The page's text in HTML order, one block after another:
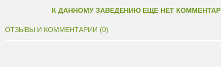
К ДАННОМУ ЗАВЕДЕНИЮ ЕЩЕ НЕТ
ОТЗЫВЫ И КОММЕНТАРИИ (0)